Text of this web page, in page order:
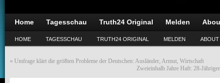
Home Tagesschau Truth24 Original Melden
HOME TAGESSCHAU TRUTH24 ORIGINAL MELDEN ABOUT
« Umfrage klärt die größten Probleme der Deutschen: Ausländer, Armut, Wirtschaft
Zweieinhalb Jahre Haft: 28-